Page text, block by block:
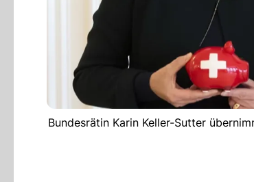
Bundesrätin Karin Keller-Sutter